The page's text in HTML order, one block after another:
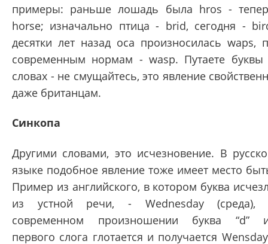
примеры: раньше лошадь была hros -
horse; изначально птица - brid, сегодня -
десятки лет назад оса произносилась waps,
современным нормам - wasp. Путаете буквы
словах - не смущайтесь, это явление
даже британцам.
Синкопа
Другими словами, это исчезновение. В
языке подобное явление тоже имеет место
Пример из английского, в котором буква
из устной речи, - Wednesday (среда),
современном произношении буква “d”
первого слога глотается и получается